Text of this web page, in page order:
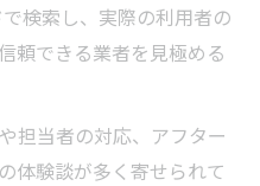
検索し、実際の利用者の
頼できる業者を見極める
担当者の対応、アフター
体験談が多く寄せられて